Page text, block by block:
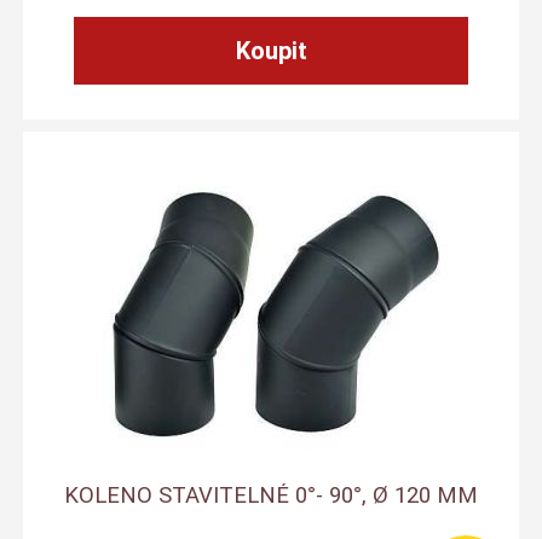
KOLENO STAVITELNÉ 0°- 90°, Ø 120 MM